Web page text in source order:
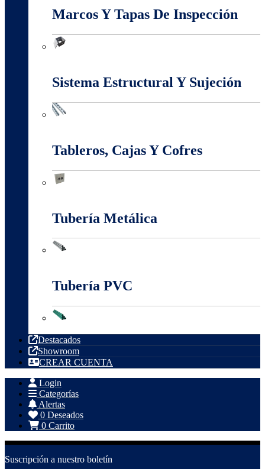
Marcos Y Tapas De Inspección
Sistema Estructural Y Sujeción
Tableros, Cajas Y Cofres
Tubería Metálica
Tubería PVC
Destacados
Showroom
CREAR CUENTA
Login
Categorías
Alertas
0 Deseados
0 Carrito
Suscripción a nuestro boletín